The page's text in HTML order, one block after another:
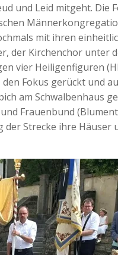
und Leid mitgeht. Die
mit ihren
der Kirchenchor unter
vier Heiligenfiguren
Fokus gerückt und
am Schwalbenhaus
Frauenbund
Strecke ihre Häuser